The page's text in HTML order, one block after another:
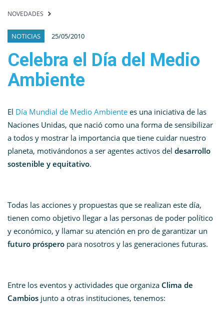
NOVEDADES
NOTICIAS 25/05/2010
Celebra el Día del Medio
Ambiente
El Día Mundial de Medio Ambiente es una iniciativa de las
Naciones Unidas, que nació como una forma de sensibilizar
a todos y mostrar la importancia que tiene cuidar nuestro
planeta, motivándonos a ser agentes activos del desarrollo
sostenible y equitativo.
Todas las acciones y propuestas que se realizan este día,
tienen como objetivo llegar a las personas de poder político
y económico, y llamar su atención en pro de garantizar un
futuro próspero para nosotros y las generaciones futuras.
Entre los eventos y actividades que organiza Clima de
Cambios junto a otras instituciones, tenemos: